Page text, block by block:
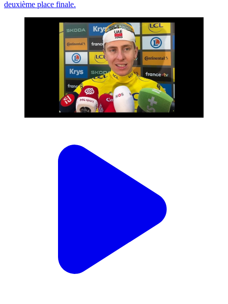
deuxième place finale.